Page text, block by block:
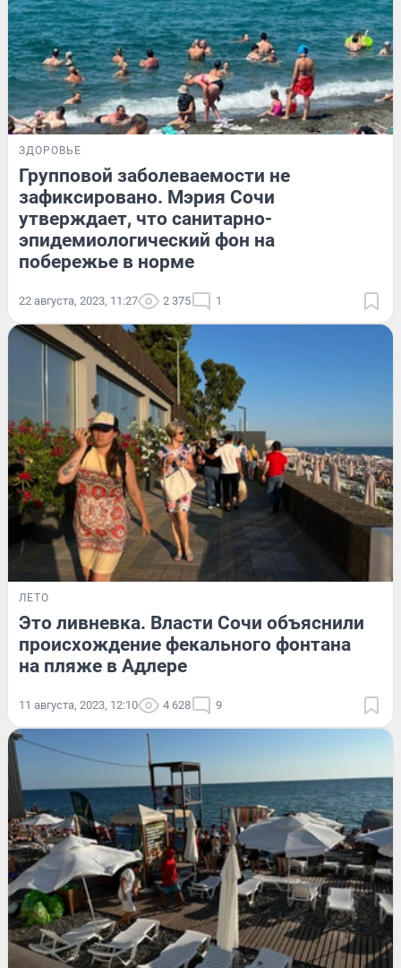
ЗДОРОВЬЕ
Групповой заболеваемости не
зафиксировано. Мэрия Сочи
утверждает, что санитарно-
эпидемиологический фон на
побережье в норме
22 августа, 2023, 11:27 2 375 1
ЛЕТО
Это ливневка. Власти Сочи объяснили
происхождение фекального фонтана
на пляже в Адлере
11 августа, 2023, 12:10 4 628 9